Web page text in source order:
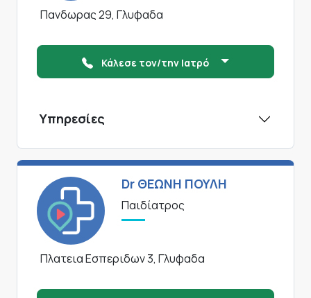
Πανδωρας 29, Γλυφαδα
Κάλεσε τον/την Ιατρό
Υπηρεσίες
Dr ΘΕΩΝΗ ΠΟΥΛΗ
Παιδίατρος
Πλατεια Εσπεριδων 3, Γλυφαδα